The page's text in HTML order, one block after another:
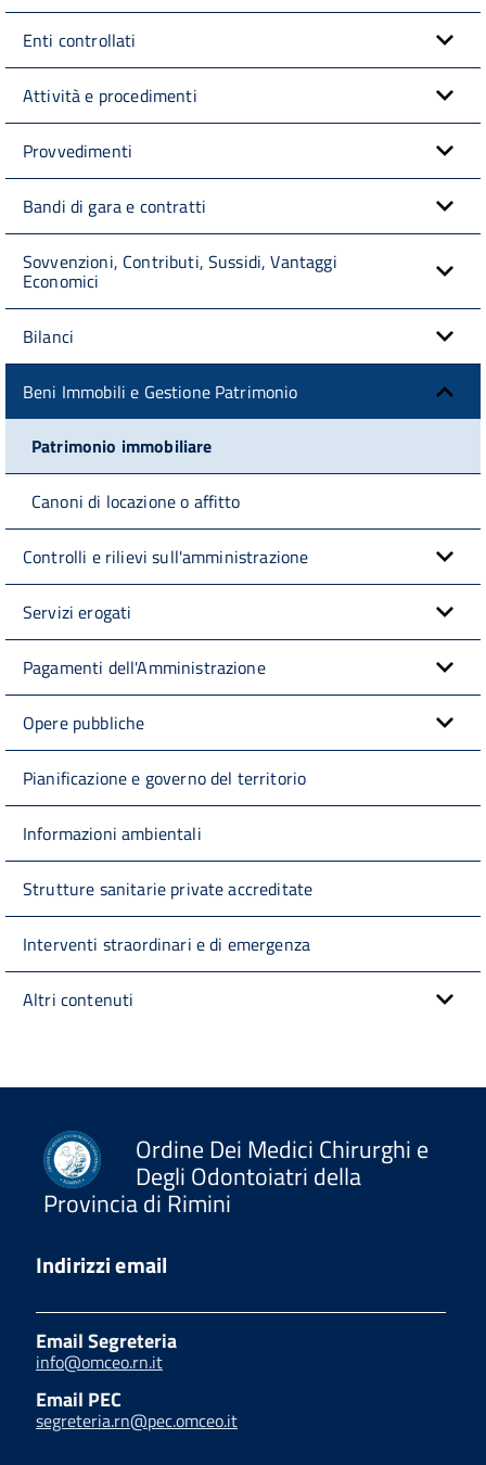
Enti controllati
Attività e procedimenti
Provvedimenti
Bandi di gara e contratti
Sovvenzioni, Contributi, Sussidi, Vantaggi
Economici
Bilanci
Beni Immobili e Gestione Patrimonio
Patrimonio immobiliare
Canoni di locazione o affitto
Controlli e rilievi sull'amministrazione
Servizi erogati
Pagamenti dell'Amministrazione
Opere pubbliche
Pianificazione e governo del territorio
Informazioni ambientali
Strutture sanitarie private accreditate
Interventi straordinari e di emergenza
Altri contenuti
Ordine Dei Medici Chirurghi e
Degli Odontoiatri della
Provincia di Rimini
Indirizzi email
Email Segreteria
info@omceo.rn.it
Email PEC
segreteria.rn@pec.omceo.it